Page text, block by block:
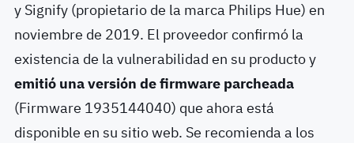
y Signify (propietario de la marca Philips Hue) en
noviembre de 2019. El proveedor confirmó la
existencia de la vulnerabilidad en su producto y
emitió una versión de firmware parcheada
(Firmware 1935144040) que ahora está
disponible en su sitio web. Se recomienda a los